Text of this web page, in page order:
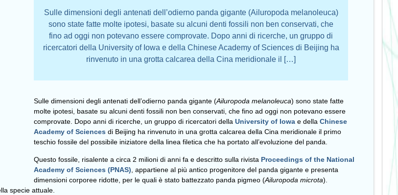
Sulle dimensioni degli antenati dell’odierno panda gigante (Ailuropoda melanoleuca)
sono state fatte molte ipotesi, basate su alcuni denti fossili non ben conservati, che
fino ad oggi non potevano essere comprovate. Dopo anni di ricerche, un gruppo di
ricercatori della University of Iowa e della Chinese Academy of Sciences di Beijing ha
rinvenuto in una grotta calcarea della Cina meridionale il […]
Sulle dimensioni degli antenati dell’odierno panda gigante (Ailuropoda melanoleuca) sono state fatte
molte ipotesi, basate su alcuni denti fossili non ben conservati, che fino ad oggi non potevano essere
comprovate. Dopo anni di ricerche, un gruppo di ricercatori dellaUniversity of Iowa e dellaChinese
Academy of Sciences di Beijing ha rinvenuto in una grotta calcarea della Cina meridionale il primo
teschio fossile del possibile iniziatore della linea filetica che ha portato all’evoluzione del panda.
Questo fossile, risalente a circa 2 milioni di anni fa e descritto sulla rivista Proceedings of the National
Academy of Sciences (PNAS) , appartiene al più antico progenitore del panda gigante e presenta
dimensioni corporee ridotte, per le quali è stato battezzato panda pigmeo (Ailuropoda microta).
specie attuale.